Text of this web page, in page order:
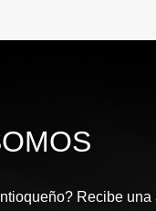
Recibe